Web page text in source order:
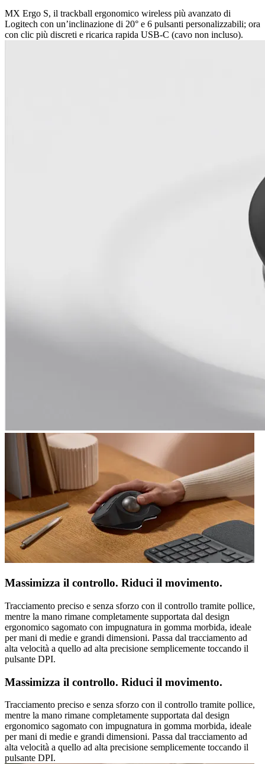
MX Ergo S, il trackball ergonomico wireless più avanzato di
Logitech con un’inclinazione di 20° e 6 pulsanti personalizzabili; ora
con clic più discreti e ricarica rapida USB-C (cavo non incluso).
Massimizza il controllo. Riduci il movimento.
Tracciamento preciso e senza sforzo con il controllo tramite pollice,
mentre la mano rimane completamente supportata dal design
ergonomico sagomato con impugnatura in gomma morbida, ideale
per mani di medie e grandi dimensioni. Passa dal tracciamento ad
alta velocità a quello ad alta precisione semplicemente toccando il
pulsante DPI.
Massimizza il controllo. Riduci il movimento.
Tracciamento preciso e senza sforzo con il controllo tramite pollice,
mentre la mano rimane completamente supportata dal design
ergonomico sagomato con impugnatura in gomma morbida, ideale
per mani di medie e grandi dimensioni. Passa dal tracciamento ad
alta velocità a quello ad alta precisione semplicemente toccando il
pulsante DPI.